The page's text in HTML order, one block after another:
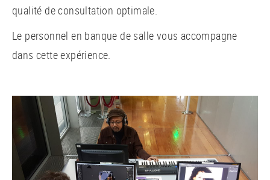
qualité de consultation optimale.
Le personnel en banque de salle vous accompagne
dans cette expérience.